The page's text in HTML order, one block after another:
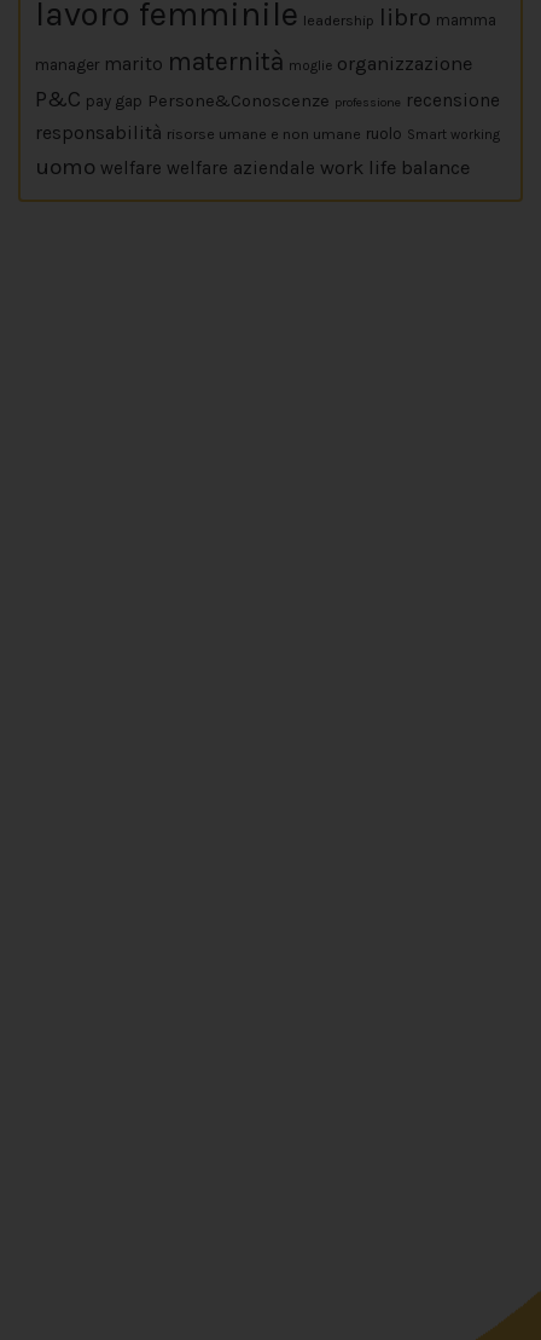
lavoro femminile leadership libro mamma
manager marito maternità moglie organizzazione
P&C pay gap Persone&Conoscenze professione recensione
responsabilità risorse umane e non umane ruolo Smart working
uomo welfare welfare aziendale work life balance